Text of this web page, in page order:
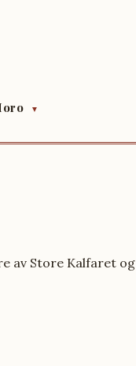
▼
av Store Kalfaret og